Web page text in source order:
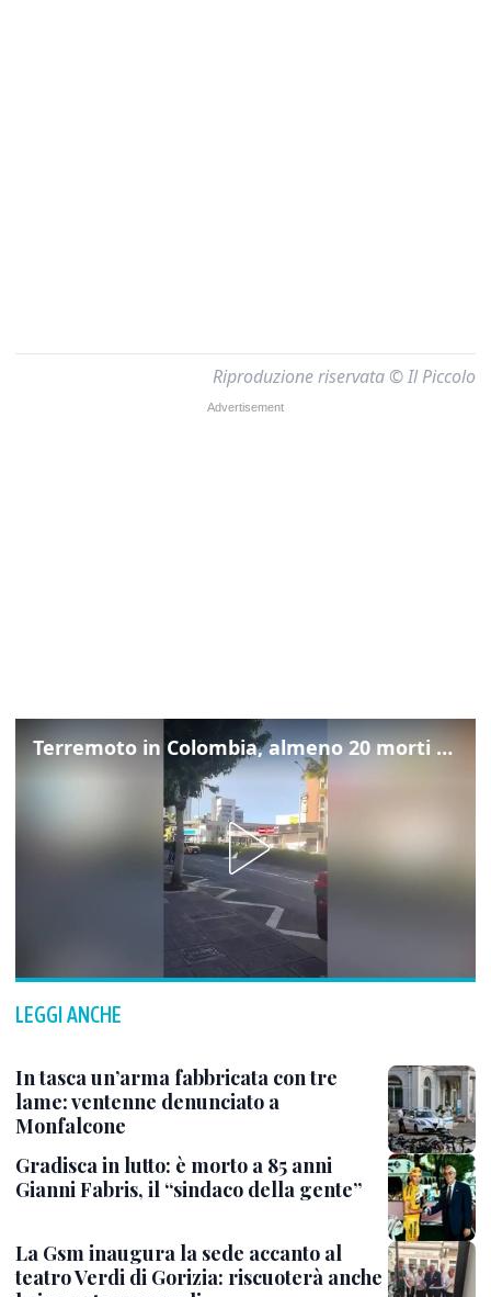
Riproduzione riservata © Il Piccolo
Terremoto in Colombia, almeno 20 morti tra Manizales e Pereira
LEGGI ANCHE
In tasca un’arma fabbricata con tre
lame: ventenne denunciato a
Monfalcone
Gradisca in lutto: è morto a 85 anni
Gianni Fabris, il “sindaco della gente”
La Gsm inaugura la sede accanto al
teatro Verdi di Gorizia: riscuoterà anche